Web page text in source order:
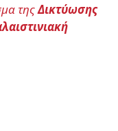
τηςΔικτύωσης